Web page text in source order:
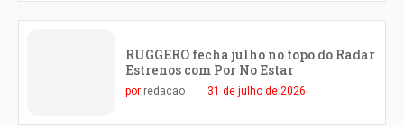
RUGGERO fecha julho no topo do Radar
Estrenos com Por No Estar
por redacao 31 de julho de 2026